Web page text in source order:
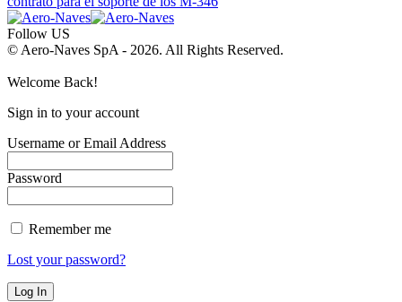
Follow US
© Aero-Naves SpA - 2026. All Rights Reserved.
Welcome Back!
Sign in to your account
Username or Email Address
Password
Remember me
Lost your password?